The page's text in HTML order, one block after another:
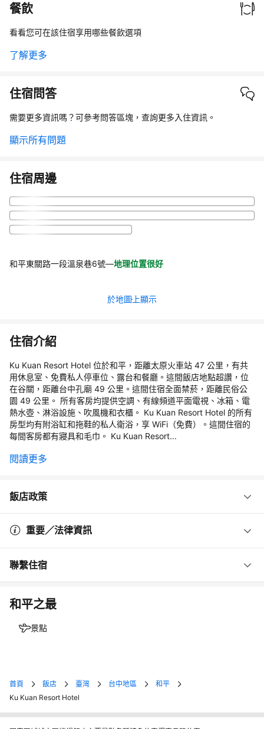
餐飲
看看您可在該住宿享用哪些餐飲選項
了解更多
住宿問答
需要更多資訊嗎？可參考問答區塊，查詢更多入住資訊。
顯示所有問題
住宿周邊
和平東關路一段溫泉巷6號—地理位置很好
於地圖上顯示
住宿介紹
Ku Kuan Resort Hotel 位於和平，距離太原火車站 47 公里，有共
用休息室、免費私人停車位、露台和餐廳。這間飯店地點超讚，位
在谷關，距離台中孔廟 49 公里。這間住宿全面禁菸，距離民俗公
園 49 公里。 所有客房均提供空調、有線頻道平面電視、冰箱、電
熱水壺、淋浴設施、吹風機和衣櫃。 Ku Kuan Resort Hotel 的所有
房型均有附浴缸和拖鞋的私人衛浴，享 WiFi（免費）。這間住宿的
每間客房都有寢具和毛巾。 Ku Kuan Resort...
閱讀更多
飯店政策
重要／法律資訊
聯繫住宿
和平之最
景點
首頁 飯店 臺灣 台中地區
和平
Ku Kuan Resort Hotel